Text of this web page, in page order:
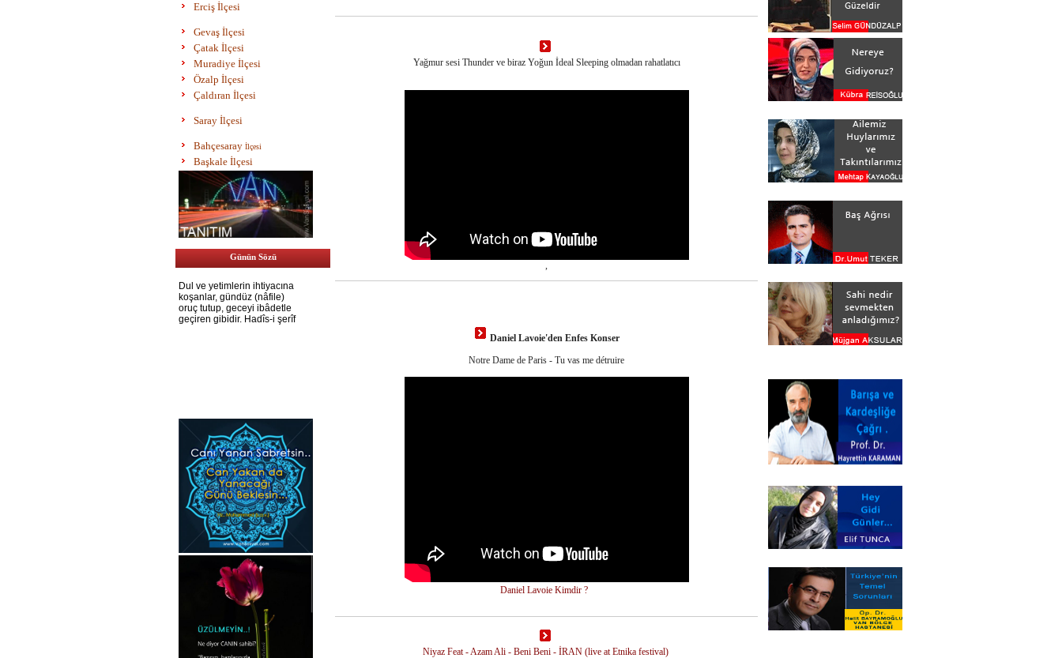
Erciş İlçesi
Gevaş İlçesi
Çatak İlçesi
Muradiye İlçesi
Özalp İlçesi
Çaldıran İlçesi
Saray İlçesi
Bahçesaray İlçesi
Başkale İlçesi
Günün Sözü
Yağmur sesi Thunder ve biraz Yoğun İdeal Sleeping olmadan rahatlatıcı
,
Daniel Lavoie'den Enfes Konser
Notre Dame de Paris - Tu vas me détruire
Daniel Lavoie Kimdir ?
Niyaz Feat - Azam Ali - Beni Beni - İRAN (live at Etnika festival)